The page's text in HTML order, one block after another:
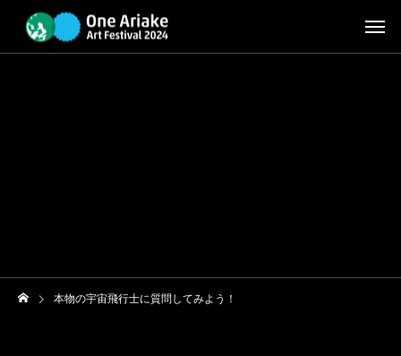
本物の宇宙飛行士に質問してみよう！